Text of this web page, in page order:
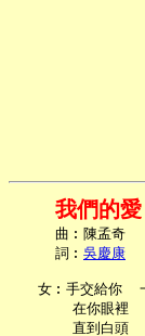
我們的
     曲︰陳孟奇
     詞︰
吳慶康
女︰手交給你
在你眼裡
直到白頭